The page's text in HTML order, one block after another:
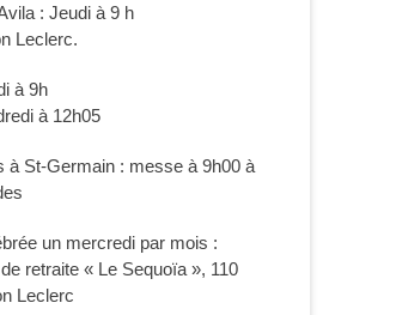
: Jeudi à 9 h
Leclerc.
à 9h
à 12h05
à St-Germain : messe à 9h00 à
un mercredi par mois :
retraite « Le Sequoïa », 110
Leclerc